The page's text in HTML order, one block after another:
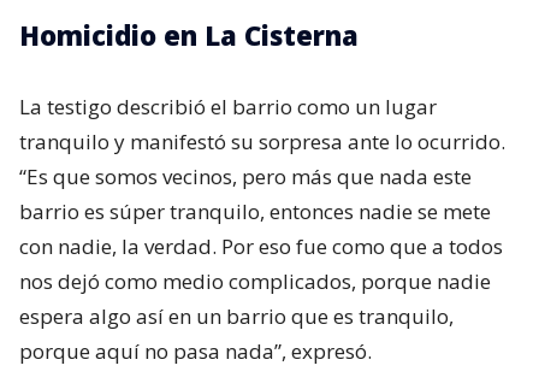
Homicidio en La Cisterna
La testigo describió el barrio como un lugar
tranquilo y manifestó su sorpresa ante lo ocurrido.
“Es que somos vecinos, pero más que nada este
barrio es súper tranquilo, entonces nadie se mete
con nadie, la verdad. Por eso fue como que a todos
nos dejó como medio complicados, porque nadie
espera algo así en un barrio que es tranquilo,
porque aquí no pasa nada”, expresó.